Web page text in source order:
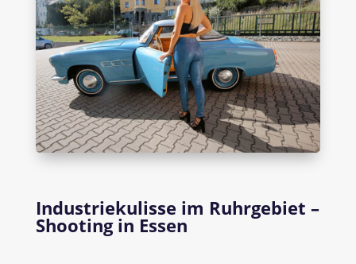
Industriekulisse im Ruhrgebiet –
Shooting in Essen